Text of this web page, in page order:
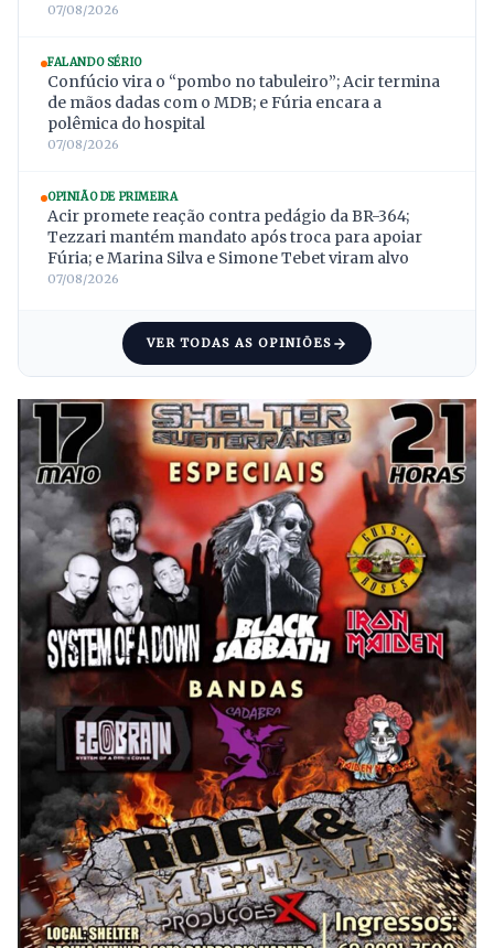
07/08/2026
FALANDO SÉRIO
Confúcio vira o “pombo no tabuleiro”; Acir termina
de mãos dadas com o MDB; e Fúria encara a
polêmica do hospital
07/08/2026
OPINIÃO DE PRIMEIRA
Acir promete reação contra pedágio da BR-364;
Tezzari mantém mandato após troca para apoiar
Fúria; e Marina Silva e Simone Tebet viram alvo
07/08/2026
VER TODAS AS OPINIÕES